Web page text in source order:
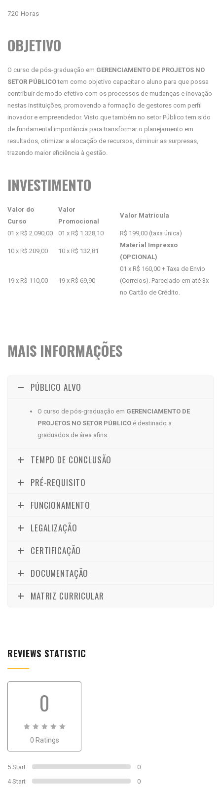
720 Horas
OBJETIVO
O curso de pós-graduação em GERENCIAMENTO DE PROJETOS NO
SETOR PÚBLICOtem como objetivo capacitar o aluno para que possa
contribuir de modo efetivo com os processos de mudanças e inovação
nestas instituições, promovendo a formação de gestores com perfil
inovador e empreendedor. Visto que também no setor Público tem sido
de fundamental importância para transformar o planejamento em
resultados, otimizar a alocação de recursos, diminuir as surpresas,
trazendo maior eficiência à gestão.
INVESTIMENTO
Valor do
Curso
Valor
Promocional
Valor Matrícula
01 x R$ 2.090,00 01 x R$ 1.328,10 R$ 199,00 (taxa única)
10 x R$ 209,00 10 x R$ 132,81
Material Impresso
(OPCIONAL)
19 x R$ 110,00 19 x R$ 69,90
01 x R$ 160,00 + Taxa de Envio
(Correios). Parcelado em até 3x
no Cartão de Crédito.
MAIS INFORMAÇÕES
PÚBLICO ALVO
O curso de pós-graduação em GERENCIAMENTO DE
PROJETOS NO SETOR PÚBLICO é destinado a
graduados de área afins.
TEMPO DE CONCLUSÃO
PRÉ-REQUISITO
FUNCIONAMENTO
LEGALIZAÇÃO
CERTIFICAÇÃO
DOCUMENTAÇÃO
MATRIZ CURRICULAR
REVIEWS STATISTIC
0
out
0
0 Ratings
5 Start
0
4 Start
0